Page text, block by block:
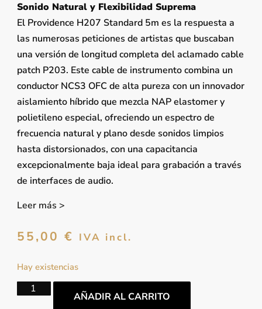
Sonido Natural y Flexibilidad Suprema
El Providence H207 Standard 5m es la respuesta a
las numerosas peticiones de artistas que buscaban
una versión de longitud completa del aclamado cable
patch P203. Este cable de instrumento combina un
conductor NCS3 OFC de alta pureza con un innovador
aislamiento híbrido que mezcla NAP elastomer y
polietileno especial, ofreciendo un espectro de
frecuencia natural y plano desde sonidos limpios
hasta distorsionados, con una capacitancia
excepcionalmente baja ideal para grabación a través
de interfaces de audio.
Leer más >
55,00 € IVA incl.
Hay existencias
AÑADIR AL CARRITO